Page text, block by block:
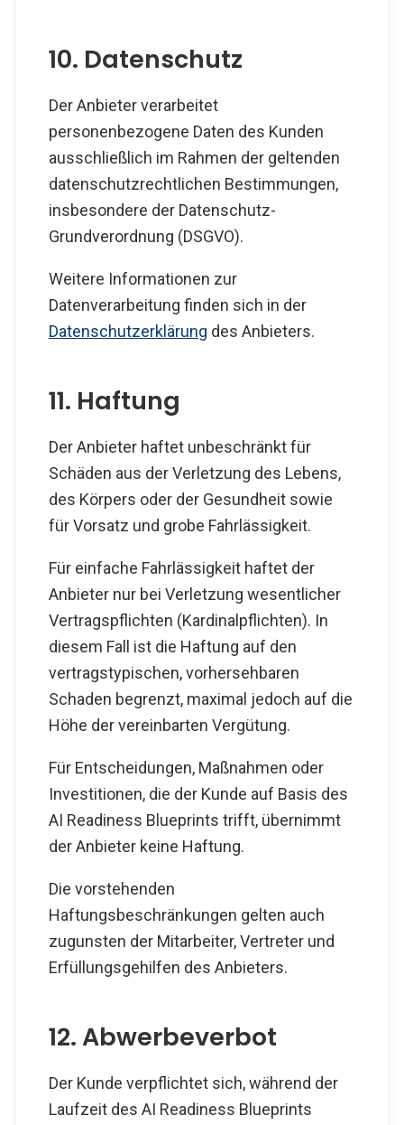
10. Datenschutz
Der Anbieter verarbeitet
personenbezogene Daten des Kunden
ausschließlich im Rahmen der geltenden
datenschutzrechtlichen Bestimmungen,
insbesondere der Datenschutz-
Grundverordnung (DSGVO).
Weitere Informationen zur
Datenverarbeitung finden sich in der
Datenschutzerklärung des Anbieters.
11. Haftung
Der Anbieter haftet unbeschränkt für
Schäden aus der Verletzung des Lebens,
des Körpers oder der Gesundheit sowie
für Vorsatz und grobe Fahrlässigkeit.
Für einfache Fahrlässigkeit haftet der
Anbieter nur bei Verletzung wesentlicher
Vertragspflichten (Kardinalpflichten). In
diesem Fall ist die Haftung auf den
vertragstypischen, vorhersehbaren
Schaden begrenzt, maximal jedoch auf die
Höhe der vereinbarten Vergütung.
Für Entscheidungen, Maßnahmen oder
Investitionen, die der Kunde auf Basis des
AI Readiness Blueprints trifft, übernimmt
der Anbieter keine Haftung.
Die vorstehenden
Haftungsbeschränkungen gelten auch
zugunsten der Mitarbeiter, Vertreter und
Erfüllungsgehilfen des Anbieters.
12. Abwerbeverbot
Der Kunde verpflichtet sich, während der
Laufzeit des AI Readiness Blueprints